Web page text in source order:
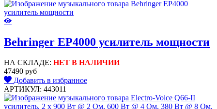
Behringer EP4000 усилитель мощности
НА СКЛАДЕ: НЕТ В НАЛИЧИИ
47490 руб
Добавить в избранное
АРТИКУЛ: 443011